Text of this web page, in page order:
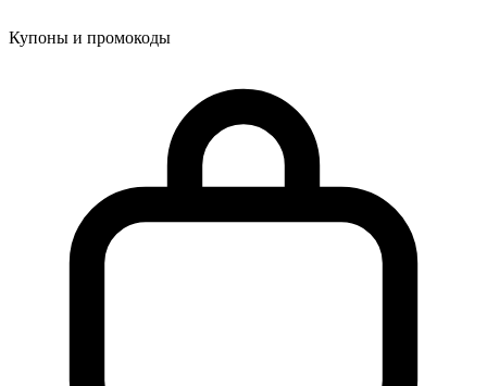
Купоны и промокоды